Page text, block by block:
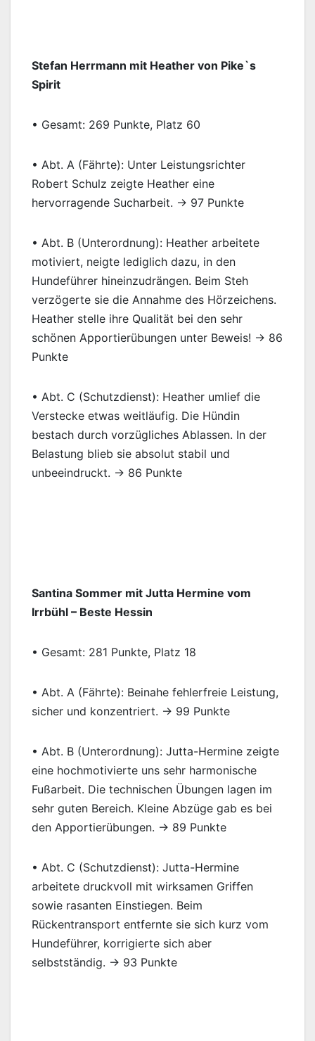
Stefan Herrmann mit Heather von Pike`s
Spirit
• Gesamt: 269 Punkte, Platz 60
• Abt. A (Fährte): Unter Leistungsrichter
Robert Schulz zeigte Heather eine
hervorragende Sucharbeit. → 97 Punkte
• Abt. B (Unterordnung): Heather arbeitete
motiviert, neigte lediglich dazu, in den
Hundeführer hineinzudrängen. Beim Steh
verzögerte sie die Annahme des Hörzeichens.
Heather stelle ihre Qualität bei den sehr
schönen Apportierübungen unter Beweis! → 86
Punkte
• Abt. C (Schutzdienst): Heather umlief die
Verstecke etwas weitläufig. Die Hündin
bestach durch vorzügliches Ablassen. In der
Belastung blieb sie absolut stabil und
unbeeindruckt. → 86 Punkte
Santina Sommer mit Jutta Hermine vom
Irrbühl – Beste Hessin
• Gesamt: 281 Punkte, Platz 18
• Abt. A (Fährte): Beinahe fehlerfreie Leistung,
sicher und konzentriert. → 99 Punkte
• Abt. B (Unterordnung): Jutta-Hermine zeigte
eine hochmotivierte uns sehr harmonische
Fußarbeit. Die technischen Übungen lagen im
sehr guten Bereich. Kleine Abzüge gab es bei
den Apportierübungen. → 89 Punkte
• Abt. C (Schutzdienst): Jutta-Hermine
arbeitete druckvoll mit wirksamen Griffen
sowie rasanten Einstiegen. Beim
Rückentransport entfernte sie sich kurz vom
Hundeführer, korrigierte sich aber
selbstständig. → 93 Punkte